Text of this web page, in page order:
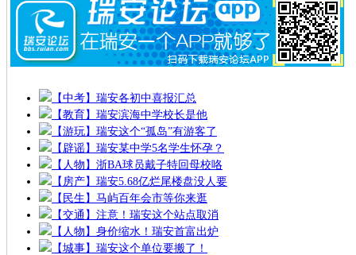
【中考】瑞安各初中喜报汇总
【教育】瑞安滨海中学校长是他
【游玩】瑞安这个“孤岛”有游客了
【辟谣】瑞安某中学5名学生怀孕？
【人物】浙BA球员戴子特回母校咯
【房产】瑞安5.68亿烂尾楼盘没人要
【民生】马屿百年会市等你来逛
【交通】注意！瑞安这个站点取消
【人物】身价缩水！瑞安首富出炉
【城事】瑞安这个单位要搬了！